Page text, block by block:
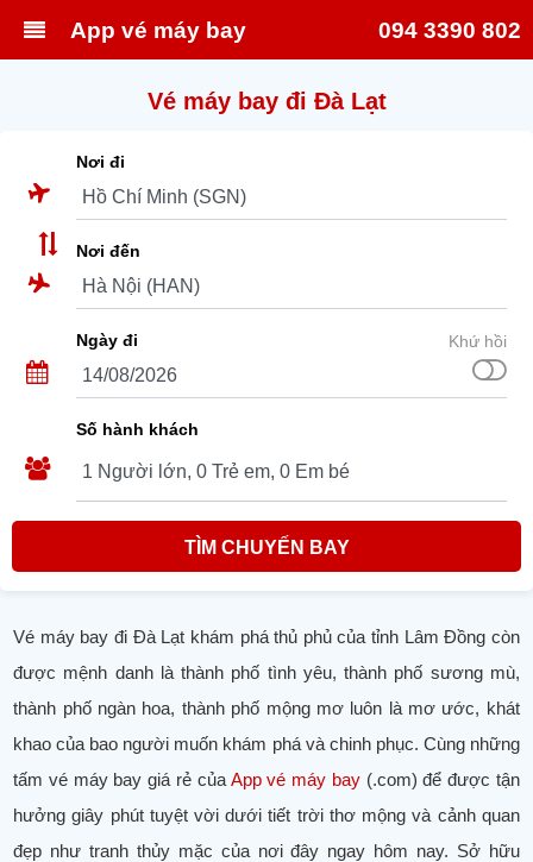
App vé máy bay 094 3390 802
Vé máy bay đi Đà Lạt
Nơi đi
Nơi đến
Ngày đi Khứ hồi
Số hành khách
TÌM CHUYẾN BAY
Vé máy bay đi Đà Lạt khám phá thủ phủ của tỉnh Lâm Đồng còn
được mệnh danh là thành phố tình yêu, thành phố sương mù,
thành phố ngàn hoa, thành phố mộng mơ luôn là mơ ước, khát
khao của bao người muốn khám phá và chinh phục. Cùng những
tấm vé máy bay giá rẻ của App vé máy bay(.com) để được tận
hưởng giây phút tuyệt vời dưới tiết trời thơ mộng và cảnh quan
đẹp như tranh thủy mặc của nơi đây ngay hôm nay. Sở hữu